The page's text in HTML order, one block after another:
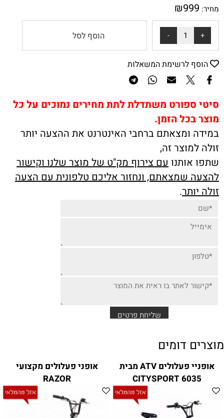
מחיר: ₪999
הוסף לסל
הוסף לרשימת המשאלות
סיטי ספורט משתדלת לתת מחירים נמוכים על כל
מוצר בכל הזמן.
במידה ומצאתם ברחבי האינטרנט את ההצעה יותר
זולה למוצר זה,
שתפו אותנו עם צירוף מק"ט של מוצר שלנו וקישור
להצעה שמצאתם, ונחזור אליכם טלפונית עם הצעה
זולה יותר.
מוצרים דומים
אופניי פעלולים ATV מבית
CITYSPORT 6035
אופני פעלולים מקצועי
RAZOR